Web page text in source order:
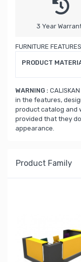
3 Year
FURNITURE FEATURES
PRODUCT
WARNING :
in the features,
product catalog and
provided that they
appearance.
Product Family